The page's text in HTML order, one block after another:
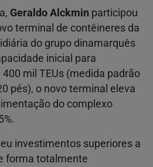
Geraldo Alckmin participou
terminal de contêineres da
do grupo dinamarquês
inicial para
mil TEUs (medida padrão
pés), o novo terminal eleva
do complexo
investimentos superiores a
forma totalmente